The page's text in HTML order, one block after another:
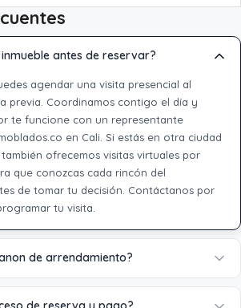
antes de reservar?
agendar una visita presencial al
previa. Coordinamos contigo el día y
te funcione con un representante
en Cali. Si estás en otra ciudad
ofrecemos visitas virtuales por
que conozcas cada rincón del
de tomar tu decisión. Contáctanos por
tu visita.
de arrendamiento?